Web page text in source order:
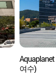
여수)